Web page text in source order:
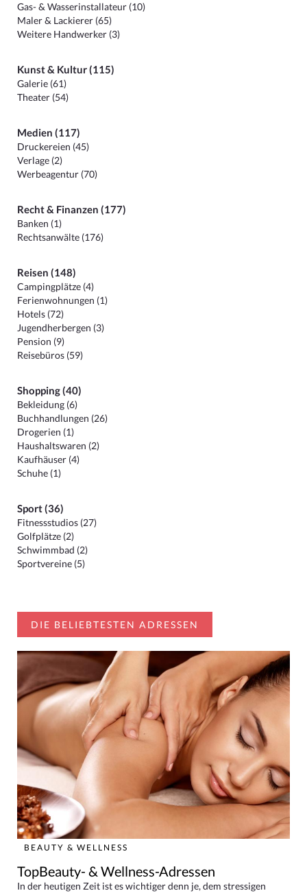
Gas- & Wasserinstallateur (10)
Maler & Lackierer (65)
Weitere Handwerker (3)
Kunst & Kultur (115)
Galerie (61)
Theater (54)
Medien (117)
Druckereien (45)
Verlage (2)
Werbeagentur (70)
Recht & Finanzen (177)
Banken (1)
Rechtsanwälte (176)
Reisen (148)
Campingplätze (4)
Ferienwohnungen (1)
Hotels (72)
Jugendherbergen (3)
Pension (9)
Reisebüros (59)
Shopping (40)
Bekleidung (6)
Buchhandlungen (26)
Drogerien (1)
Haushaltswaren (2)
Kaufhäuser (4)
Schuhe (1)
Sport (36)
Fitnessstudios (27)
Golfplätze (2)
Schwimmbad (2)
Sportvereine (5)
DIE BELIEBTESTEN ADRESSEN
BEAUTY & WELLNESS
TopBeauty- & Wellness-Adressen
In der heutigen Zeit ist es wichtiger denn je, dem stressigen